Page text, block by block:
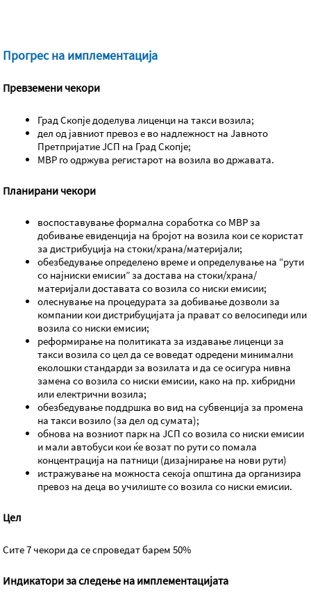
Прогрес на имплементација
Превземени чекори
Град Скопје доделува лиценци на такси возила;
дел од јавниот превоз е во надлежност на Јавното
Претпријатие ЈСП на Град Скопје;
МВР го одржува регистарот на возила во државата.
Планирани чекори
воспоставување формална соработка со МВР за
добивање евиденција на бројот на возила кои се користат
за дистрибуција на стоки/храна/материјали;
обезбедување определено време и определување на “рути
со најниски емисии” за достава на стоки/храна/
материјали доставата со возила со ниски емисии;
олеснување на процедурата за добивање дозволи за
компании кои дистрибуцијата ја прават со велосипеди или
возила со ниски емисии;
реформирање на политиката за издавање лиценци за
такси возила со цел да се воведат одредени минимални
еколошки стандарди за возилата и да се осигура нивна
замена со возила со ниски емисии, како на пр. хибридни
или електрични возила;
обезбедување поддршка во вид на субвенција за промена
на такси возило (за дел од сумата);
обнова на возниот парк на ЈСП со возила со ниски емисии
и мали автобуси кои ќе возат по рути со помала
концентрација на патници (дизајнирање на нови рути)
истражување на можноста секоја општина да организира
превоз на деца во училиште со возила со ниски емисии.
Цел
Сите 7 чекори да се спроведат барем 50%
Индикатори за следење на имплементацијата